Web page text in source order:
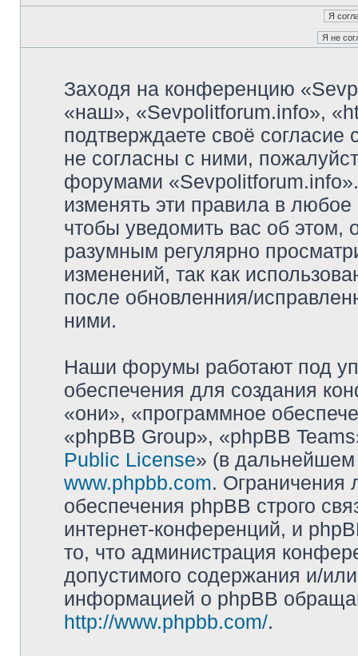
Заходя на конференцию
«наш», «Sevpolitforum.info»,
подтверждаете своё
не согласны с ними,
форумами
изменять эти правила в
чтобы уведомить вас об
разумным регулярно
изменений, так как
после обновленния/
ними.
Наши форумы работают под
обеспечения для создания
«они», «программное
«phpBB Group», «phpBB
Public License» (в дальнейшем
www.phpbb.com. Ограничения
обеспечения phpBB строго
интернет-конференций, и
то, что администрация
допустимого содержания и/
информацией о phpBB
http://www.phpbb.com/.